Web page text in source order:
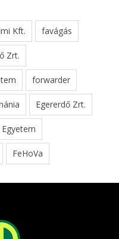
Kft. favágás
Zrt.
forwarder
Egererdő Zrt.
FeHoVa